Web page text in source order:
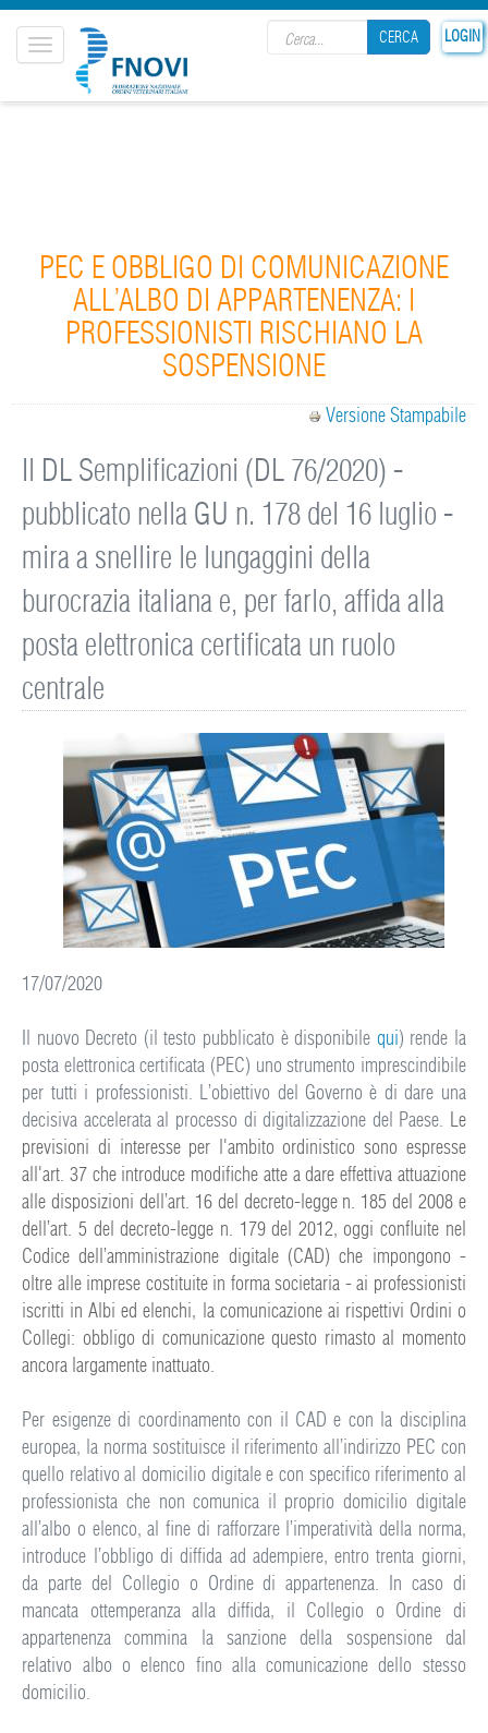
LOGIN
CERCA
Toggle
navigation
PEC E OBBLIGO DI COMUNICAZIONE
ALL’ALBO DI APPARTENENZA: I
PROFESSIONISTI RISCHIANO LA
SOSPENSIONE
Versione Stampabile
Il DL Semplificazioni (DL 76/2020) -
pubblicato nella GU n. 178 del 16 luglio -
mira a snellire le lungaggini della
burocrazia italiana e, per farlo, affida alla
posta elettronica certificata un ruolo
centrale
17/07/2020
Il nuovo Decreto (il testo pubblicato è disponibile qui) rende la
posta elettronica certificata (PEC) uno strumento imprescindibile
per tutti i professionisti. L’obiettivo del Governo è di dare una
decisiva accelerata al processo di digitalizzazione del Paese. Le
previsioni di interesse per l'ambito ordinistico sono espresse
all'art. 37 che introduce modifiche atte a dare effettiva attuazione
alle disposizioni dell’art. 16 del decreto-legge n. 185 del 2008 e
dell’art. 5 del decreto-legge n. 179 del 2012, oggi confluite nel
Codice dell’amministrazione digitale (CAD) che impongono -
oltre alle imprese costituite in forma societaria - ai professionisti
iscritti in Albi ed elenchi, la comunicazione ai rispettivi Ordini o
Collegi: obbligo di comunicazione questo rimasto al momento
ancora largamente inattuato.
Per esigenze di coordinamento con il CAD e con la disciplina
europea, la norma sostituisce il riferimento all’indirizzo PEC con
quello relativo al domicilio digitale e con specifico riferimento al
professionista che non comunica il proprio domicilio digitale
all’albo o elenco, al fine di rafforzare l’imperatività della norma,
introduce l’obbligo di diffida ad adempiere, entro trenta giorni,
da parte del Collegio o Ordine di appartenenza. In caso di
mancata ottemperanza alla diffida, il Collegio o Ordine di
appartenenza commina la sanzione della sospensione dal
relativo albo o elenco fino alla comunicazione dello stesso
domicilio.